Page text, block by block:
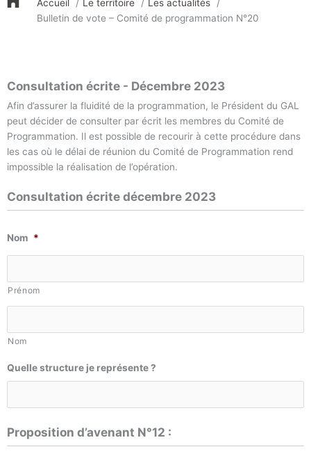
Accueil Le territoire
Les actualités
Bulletin de vote – Comité de programmation N°20
Consultation écrite - Décembre 2023
Afin d’assurer la fluidité de la programmation, le Président du GAL
peut décider de consulter par écrit les membres du Comité de
Programmation. Il est possible de recourir à cette procédure dans
les cas où le délai de réunion du Comité de Programmation rend
impossible la réalisation de l’opération.
Consultation écrite décembre 2023
Nom *
Prénom
Nom
Quelle structure je représente ?
Proposition d’avenant N°12 :